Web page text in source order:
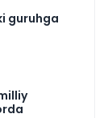
guruhga